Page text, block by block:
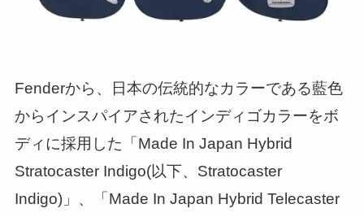
Fenderから、日本の伝統的なカラーである藍色
からインスパイアされたインディゴカラーをボ
ディに採用した「Made In Japan Hybrid
Stratocaster Indigo(以下、Stratocaster
Indigo)」、「Made In Japan Hybrid Telecaster